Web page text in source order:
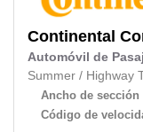
Continental
Automóvil de
Summer / Highway
Ancho de sección
Código de